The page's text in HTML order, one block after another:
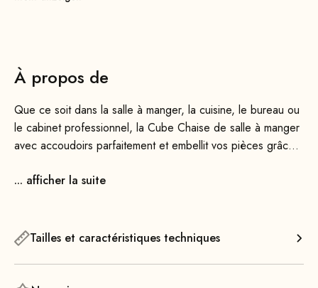
À propos de
Que ce soit dans la salle à manger, la cuisine, le bureau ou
le cabinet professionnel, la Cube Chaise de salle à manger
avec accoudoirs parfaitement et embellit vos pièces grâce à
effet, avec seulement 49 cm de largeur, elle est 6 cm plus
... afficher la suite
Tailles et caractéristiques techniques